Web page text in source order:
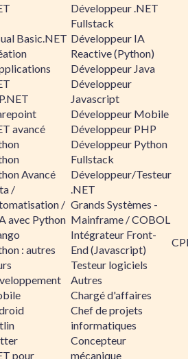
Basic.NET
avancé
Avancé
/
/
avec Python
: autres
pour
Développeur .NET
Fullstack
Développeur IA
Reactive (Python)
Développeur Java
Développeur
Javascript
Développeur Mobile
Développeur PHP
Développeur Python
Fullstack
Développeur/Testeur
.NET
Grands Systèmes -
Mainframe / COBOL
Intégrateur Front-
End (Javascript)
Testeur logiciels
Autres
Chargé d'affaires
Chef de projets
informatiques
Concepteur
mécanique